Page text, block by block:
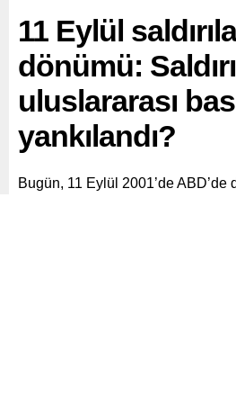
11 Eylül
dönümü:
uluslararası
yankılandı?
Bugün, 11 Eylül 2001’de ABD’de